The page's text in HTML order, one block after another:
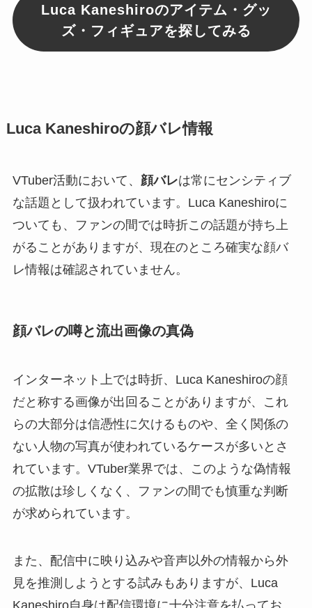
Luca Kaneshiroのアイテム・グッ
ズ・フィギュアを探してみる
Luca Kaneshiroの顔バレ情報
VTuber活動において、 顔バレは常にセンシティブ
な話題として扱われています。Luca Kaneshiroに
ついても、ファンの間では時折この話題が持ち上
がることがありますが、現在のところ確実な顔バ
レ情報は確認されていません。
顔バレの噂と流出画像の真偽
インターネット上では時折、Luca Kaneshiroの顔
だと称する画像が出回ることがありますが、これ
らの大部分は信憑性に欠けるものや、全く関係の
ない人物の写真が使われているケースが多いとさ
れています。VTuber業界では、このような偽情報
の拡散は珍しくなく、ファンの間でも慎重な判断
が求められています。
また、配信中に映り込みや音声以外の情報から外
見を推測しようとする試みもありますが、Luca
Kaneshiro自身は配信環境に十分注意を払ってお